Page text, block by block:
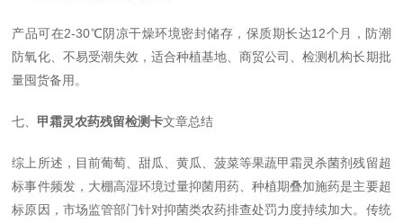
产品可在2-30℃阴凉干燥环境密封储存，保质期长达12个月，防潮
防氧化、不易受潮失效，适合种植基地、商贸公司、检测机构长期批
量囤货备用。
七、 甲霜灵农药残留检测卡文章总结
综上所述，目前葡萄、甜瓜、黄瓜、菠菜等果蔬甲霜灵杀菌剂残留超
标事件频发，大棚高湿环境过量抑菌用药、种植期叠加施药是主要超
标原因，市场监管部门针对抑菌类农药排查处罚力度持续加大。传统